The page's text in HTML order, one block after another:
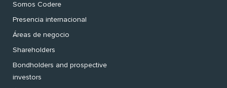
Somos Codere
Presencia internacional
Áreas de negocio
Shareholders
Bondholders and prospective
investors